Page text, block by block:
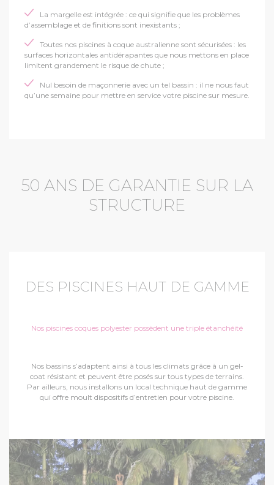
La margelle est intégrée : ce qui signifie que les problèmes
d’assemblage et de finitions sont inexistants ;
Toutes nos piscines à coque australienne sont sécurisées : les
surfaces horizontales antidérapantes que nous mettons en place
limitent grandement le risque de chute ;
Nul besoin de maçonnerie avec un tel bassin : il ne nous faut
qu’une semaine pour mettre en service votre piscine sur mesure.
50 ANS DE GARANTIE SUR LA
STRUCTURE
DES PISCINES HAUT DE GAMME
Nos piscines coques polyester possèdent une triple étanchéité
Nos bassins s’adaptent ainsi à tous les climats grâce à un gel-
coat résistant et peuvent être posés sur tous types de terrains.
Par ailleurs, nous installons un local technique haut de gamme
qui offre moult dispositifs d’entretien pour votre piscine.